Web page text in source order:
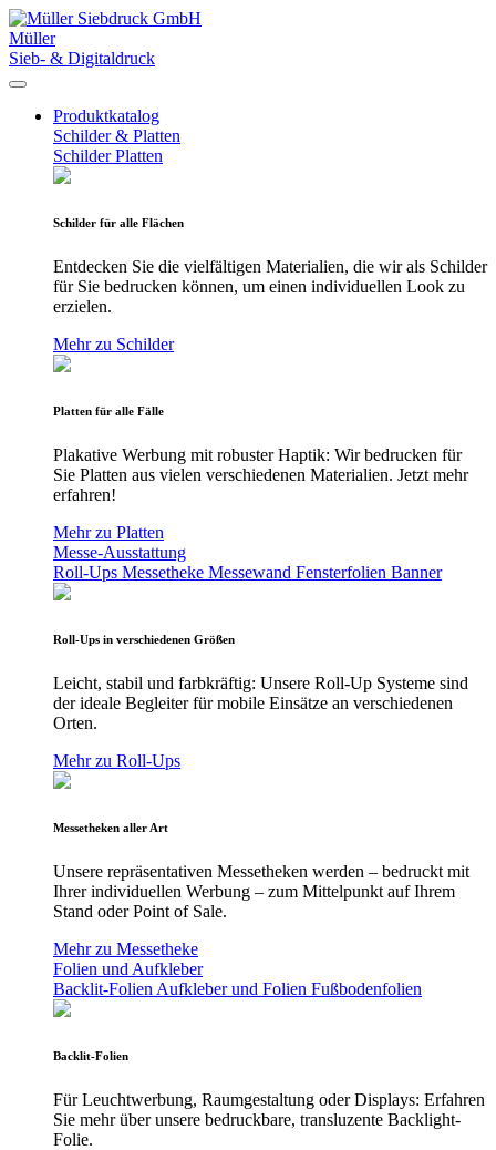
Müller
Sieb- & Digitaldruck
Produktkatalog
Schilder & Platten
SchilderPlatten
Schilder für alle Flächen
Entdecken Sie die vielfältigen Materialien, die wir als Schilder
für Sie bedrucken können, um einen individuellen Look zu
erzielen.
Mehr zu Schilder
Platten für alle Fälle
Plakative Werbung mit robuster Haptik: Wir bedrucken für
Sie Platten aus vielen verschiedenen Materialien. Jetzt mehr
erfahren!
Mehr zu Platten
Messe-Ausstattung
Roll-Ups Messetheke Messewand Fensterfolien Banner
Roll-Ups in verschiedenen Größen
Leicht, stabil und farbkräftig: Unsere Roll-Up Systeme sind
der ideale Begleiter für mobile Einsätze an verschiedenen
Orten.
Mehr zu Roll-Ups
Messetheken aller Art
Unsere repräsentativen Messetheken werden – bedruckt mit
Ihrer individuellen Werbung – zum Mittelpunkt auf Ihrem
Stand oder Point of Sale.
Mehr zu Messetheke
Folien und Aufkleber
Backlit-Folien Aufkleber und Folien Fußbodenfolien
Backlit-Folien
Für Leuchtwerbung, Raumgestaltung oder Displays: Erfahren
Sie mehr über unsere bedruckbare, transluzente Backlight-
Folie.